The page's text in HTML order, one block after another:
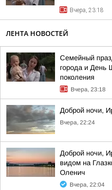
Вчера, 23:18
ЛЕНТА НОВОСТЕЙ
Семейный
города и День
поколения
Вчера, 23:18
Доброй ночи,
Вчера, 22:24
Доброй ночи,
видом на
Оленич
Вчера, 22:04